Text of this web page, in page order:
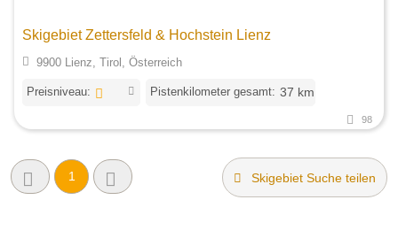
Skigebiet Zettersfeld & Hochstein Lienz
9900 Lienz, Tirol, Österreich
Preisniveau: Pistenkilometer gesamt: 37 km
98
1 Skigebiet Suche teilen